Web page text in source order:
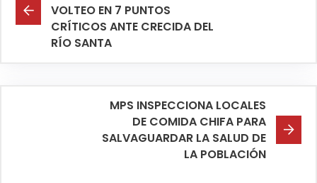
VOLTEO EN 7 PUNTOS
CRÍTICOS ANTE CRECIDA DEL
RÍO SANTA
MPS INSPECCIONA LOCALES
DE COMIDA CHIFA PARA
SALVAGUARDAR LA SALUD DE
LA POBLACIÓN